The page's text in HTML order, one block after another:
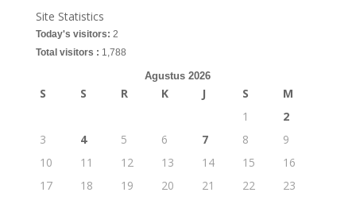
Site Statistics
Today's visitors: 2
Total visitors : 1,788
Agustus 2026
S S R K J S
M
1
2
3
4 5 6 7 8
9
10
11 12 13 14 15
16
17
18 19 20 21 22
23